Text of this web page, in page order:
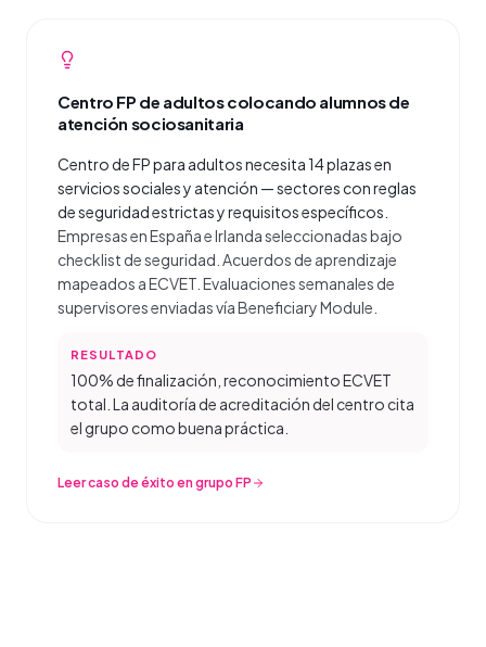
Centro FP de adultos colocando alumnos de
atención sociosanitaria
Centro de FP para adultos necesita 14 plazas en
servicios sociales y atención — sectores con reglas
de seguridad estrictas y requisitos específicos.
Empresas en España e Irlanda seleccionadas bajo
checklist de seguridad. Acuerdos de aprendizaje
mapeados a ECVET. Evaluaciones semanales de
supervisores enviadas vía Beneficiary Module.
RESULTADO
100% de finalización, reconocimiento ECVET
total. La auditoría de acreditación del centro cita
el grupo como buena práctica.
Leer caso de éxito en grupo FP